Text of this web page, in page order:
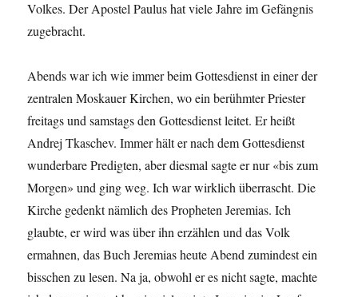
Volkes. Der Apostel Paulus hat viele Jahre im Gefängnis
zugebracht.
Abends war ich wie immer beim Gottesdienst in einer der
zentralen Moskauer Kirchen, wo ein berühmter Priester
freitags und samstags den Gottesdienst leitet. Er heißt
Andrej Tkaschev. Immer hält er nach dem Gottesdienst
wunderbare Predigten, aber diesmal sagte er nur «bis zum
Morgen» und ging weg. Ich war wirklich überrascht. Die
Kirche gedenkt nämlich des Propheten Jeremias. Ich
glaubte, er wird was über ihn erzählen und das Volk
ermahnen, das Buch Jeremias heute Abend zumindest ein
bisschen zu lesen. Na ja, obwohl er es nicht sagte, machte